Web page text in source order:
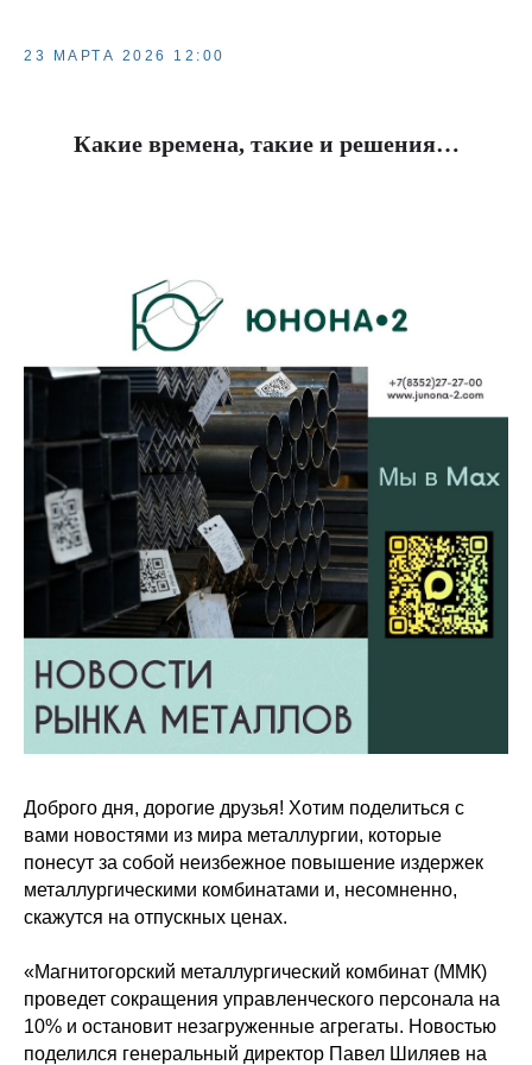
23 МАРТА 2026 12:00
Какие времена, такие и решения…
Доброго дня, дорогие друзья! Хотим поделиться с
вами новостями из мира металлургии, которые
понесут за собой неизбежное повышение издержек
металлургическими комбинатами и, несомненно,
скажутся на отпускных ценах.
«Магнитогорский металлургический комбинат (ММК)
проведет сокращения управленческого персонала на
10% и остановит незагруженные агрегаты. Новостью
поделился генеральный директор Павел Шиляев на